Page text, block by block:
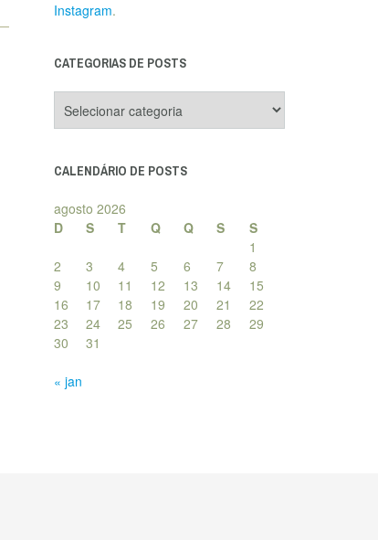
Instagram.
CATEGORIAS DE POSTS
de
CALENDÁRIO DE POSTS
agosto 2026
D
S T Q Q S
S
1
2
3 4 5 6 7
8
9
10 11 12 13 14
15
16
17 18 19 20 21
22
23
24 25 26 27 28
29
30
31
« jan